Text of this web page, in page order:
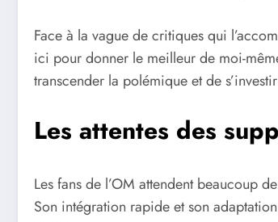
Face à la vague de critiques qui
ici pour donner le meilleur de moi-
transcender la polémique et de
Les attentes des
Les fans de l’OM attendent beaucoup
Son intégration rapide et son